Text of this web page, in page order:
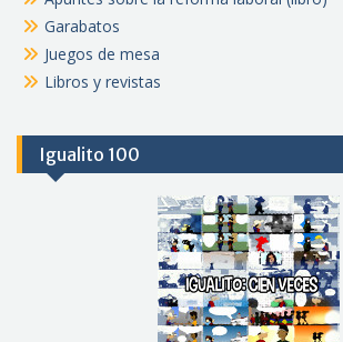
Garabatos
Juegos de mesa
Libros y revistas
Igualito 100